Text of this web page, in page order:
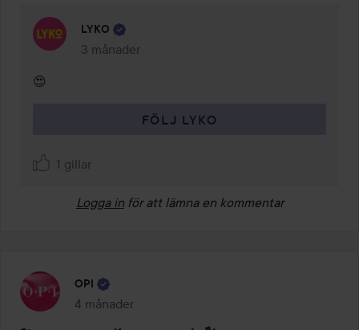
LYKO
3 månader
Kommentaren lades 3 månader
😍
FÖLJ LYKO
1 gillar
Logga in för att lämna en kommentar
OPI
4 månader
Inlägget skapades 4 månader